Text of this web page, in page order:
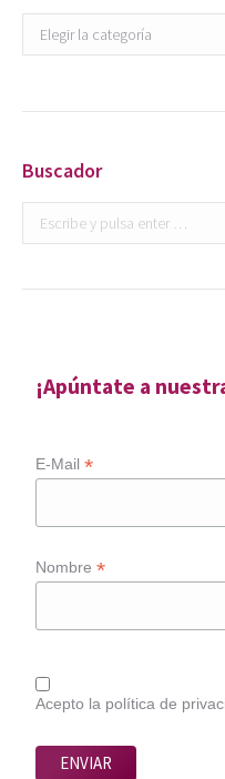
Categorías
Buscador
Buscar:
¡Apúntate a
E-Mail*
Nombre*
Acepto la política de